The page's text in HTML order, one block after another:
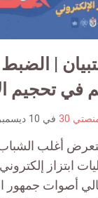
|
في تحجيم
30 في 10 ديسمبر 2022
أغلب
أصوات جمهور